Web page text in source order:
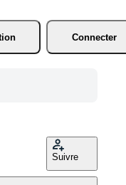
Connecter
Suivre